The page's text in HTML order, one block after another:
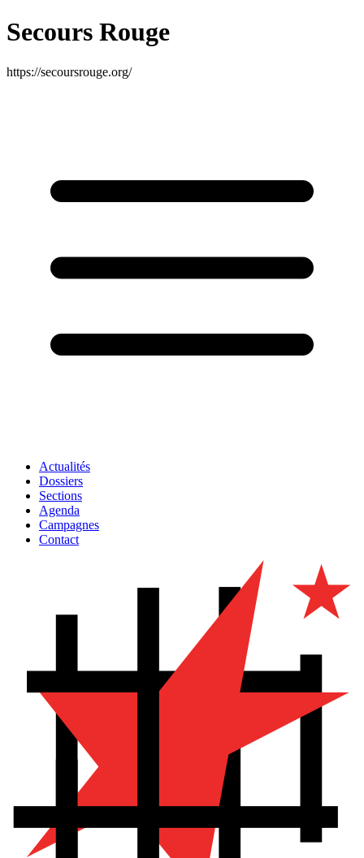
Secours Rouge
https://secoursrouge.org/
Actualités
Dossiers
Sections
Agenda
Campagnes
Contact